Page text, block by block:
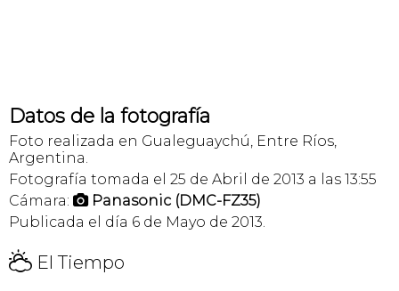
Datos de la fotografía
Foto realizada en Gualeguaychú, Entre Ríos,
Argentina.
Fotografía tomada el 25 de Abril de 2013 a las 13:55
Cámara:  Panasonic (DMC-FZ35)
Publicada el día 6 de Mayo de 2013.
H El Tiempo